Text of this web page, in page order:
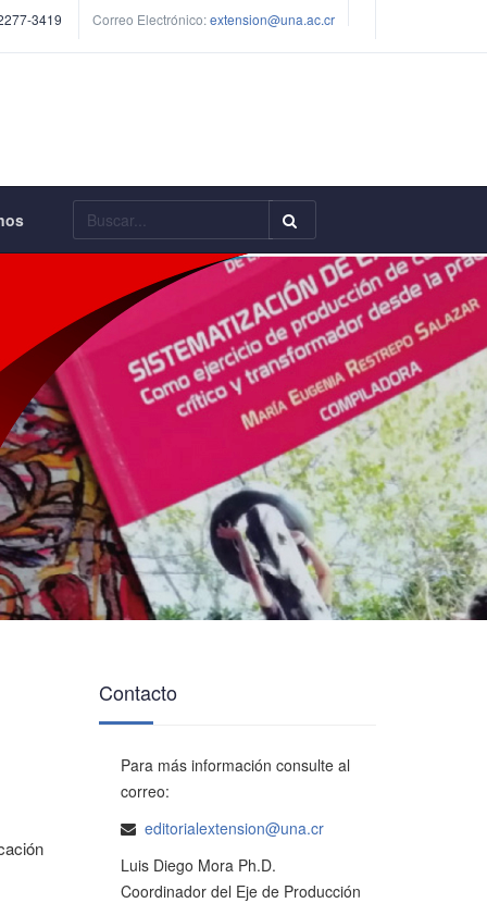
3419 Correo Electrónico:extension@una.ac.cr
Contacto
Para más información consulte al
correo:
editorialextension@una.cr
Luis Diego Mora Ph.D.
Coordinador del Eje de Producción